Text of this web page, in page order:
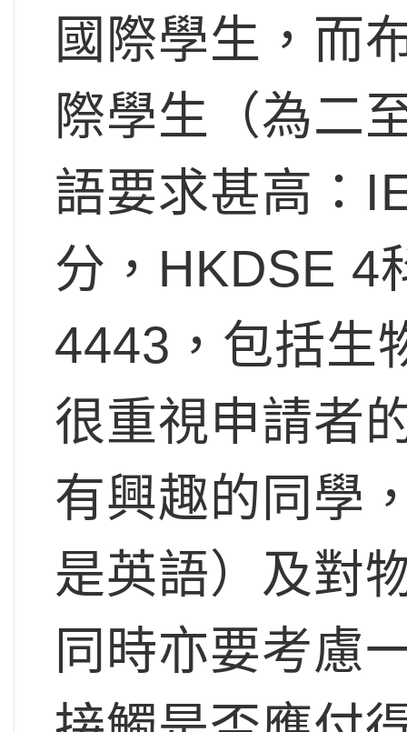
國際學生，而
際學生（為二
語要求甚高：
分，HKDSE 4
4443，包括生
很重視申請者
有興趣的同學
是英語）及對
同時亦要考慮